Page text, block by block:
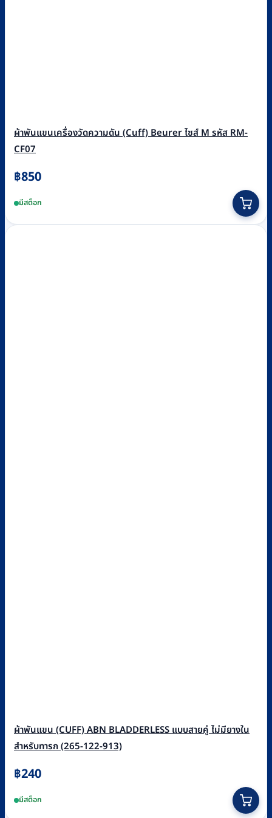
ผ้าพันแขนเครื่องวัดความดัน (Cuff) Beurer ไซส์ M รหัส RM-
CF07
฿850
มีสต็อก
ผ้าพันแขน (CUFF) ABN BLADDERLESS แบบสายคู่ ไม่มียางใน
สำหรับทารก (265-122-913)
฿240
มีสต็อก